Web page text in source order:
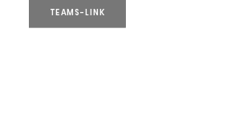
TEAMS-LINK